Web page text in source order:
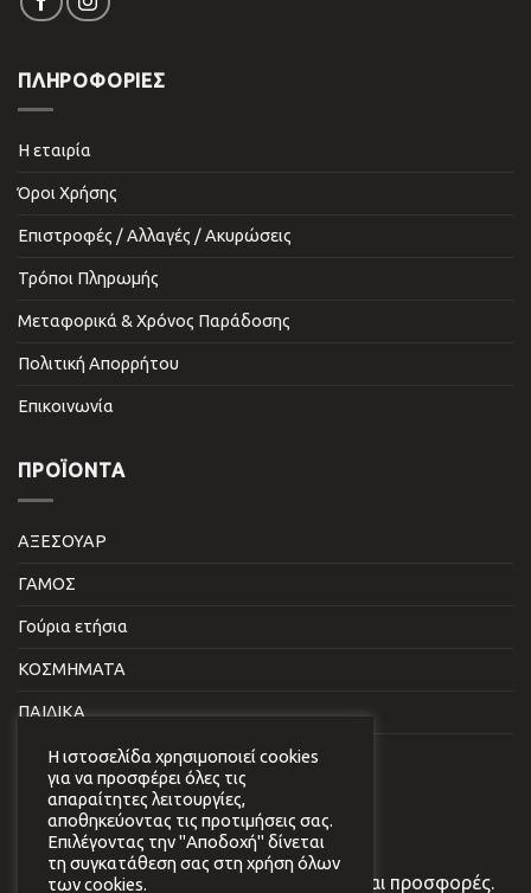
ΠΛΗΡΟΦΟΡΙΕΣ
Η εταιρία
Όροι Χρήσης
Επιστροφές / Αλλαγές / Ακυρώσεις
Τρόποι Πληρωμής
Μεταφορικά & Χρόνος Παράδοσης
Πολιτική Απορρήτου
Επικοινωνία
ΠΡΟΪΌΝΤΑ
ΑΞΕΣΟΥΑΡ
ΓΑΜΟΣ
Γούρια ετήσια
ΚΟΣΜΗΜΑΤΑ
ΠΑΙΔΙΚΑ
ΣΠΙΤΙ & ΓΡΑΦΕΙΟ
NEWSLETTER
Εγγραφείτε στο newsletter μας για νέα και προσφορές.
Η ιστοσελίδα χρησιμοποιεί cookies
για να προσφέρει όλες τις
απαραίτητες λειτουργίες,
αποθηκεύοντας τις προτιμήσεις σας.
Επιλέγοντας την "Αποδοχή" δίνεται
τη συγκατάθεση σας στη χρήση όλων
των cookies.